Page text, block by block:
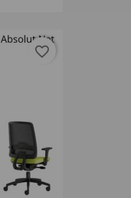
favorite_border